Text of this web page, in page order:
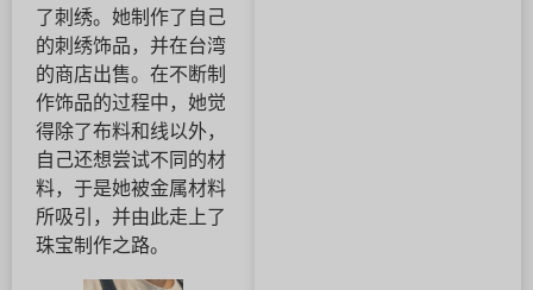
了刺绣。她制作了自己
的刺绣饰品，并在台湾
的商店出售。在不断制
作饰品的过程中，她觉
得除了布料和线以外，
自己还想尝试不同的材
料，于是她被金属材料
所吸引，并由此走上了
珠宝制作之路。